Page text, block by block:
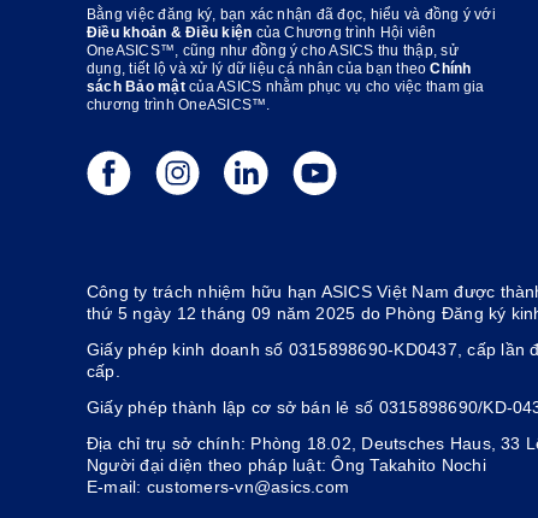
Bằng việc đăng ký, bạn xác nhận đã đọc, hiểu và đồng ý với
Điều khoản & Điều kiện của Chương trình Hội viên
OneASICS™, cũng như đồng ý cho ASICS thu thập, sử
dụng, tiết lộ và xử lý dữ liệu cá nhân của bạn theoChính
sách Bảo mậtcủa ASICS nhằm phục vụ cho việc tham gia
chương trình OneASICS™.
Công ty trách nhiệm hữu hạn ASICS Việt Nam được
thứ 5 ngày 12 tháng 09 năm 2025 do Phòng Đăng ký
Giấy phép kinh doanh số 0315898690-KD0437, cấp
cấp.
Giấy phép thành lập cơ sở bán lẻ số 0315898690/KD-
Địa chỉ trụ sở chính: Phòng 18.02, Deutsches Haus, 33
Người đại diện theo pháp luật: Ông Takahito Nochi
E-mail: customers-vn@asics.com